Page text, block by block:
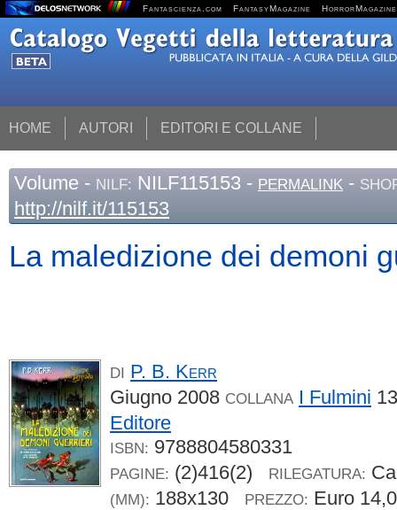
Fantascienza.com FantasyMagazine HorrorMagazine
HOME AUTORI EDITORI E COLLANE
Volume - NILF: NILF115153 - PERMALINK -
http://nilf.it/115153
La maledizione dei demoni
DI P. B. Kerr
Giugno 2008 COLLANA I Fulmini
Editore
ISBN: 9788804580331
PAGINE: (2)416(2) RILEGATURA:
(MM): 188x130 PREZZO: Euro